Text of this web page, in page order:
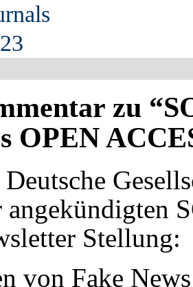
zu
OPEN
Stellung:
von Fake